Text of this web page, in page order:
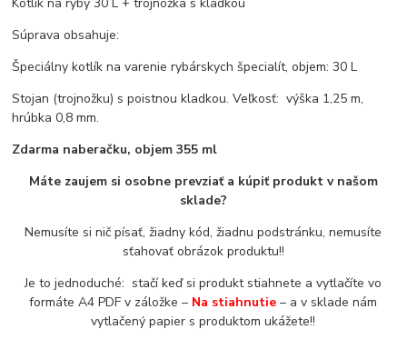
Kotlík na ryby 30 L + trojnožka s kladkou
Súprava obsahuje:
Špeciálny kotlík na varenie rybárskych špecialít, objem: 30 L
Stojan (trojnožku) s poistnou kladkou. Veľkosť: výška 1,25 m,
hrúbka 0,8 mm.
Zdarma naberačku, objem 355 ml
Máte zaujem si osobne prevziať a kúpiť produkt v našom
sklade?
Nemusíte si nič písať, žiadny kód, žiadnu podstránku, nemusíte
sťahovať obrázok produktu!!
Je to jednoduché: stačí keď si produkt stiahnete a vytlačíte vo
formáte A4 PDF v záložke – Na stiahnutie – a v sklade nám
vytlačený papier s produktom ukážete!!